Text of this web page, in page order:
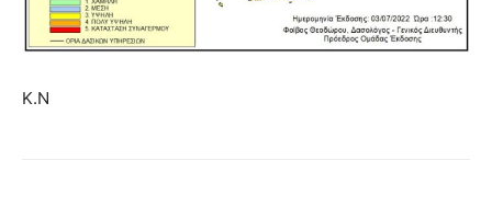
Κ.Ν